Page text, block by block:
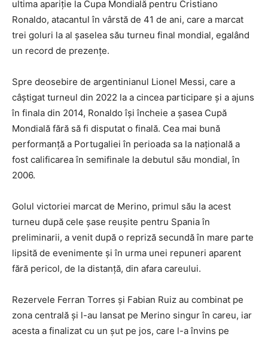
ultima apariție la Cupa Mondială pentru Cristiano
Ronaldo, atacantul în vârstă de 41 de ani, care a marcat
trei goluri la al șaselea său turneu final mondial, egalând
un record de prezențe.
Spre deosebire de argentinianul Lionel Messi, care a
câștigat turneul din 2022 la a cincea participare și a ajuns
în finala din 2014, Ronaldo își încheie a șasea Cupă
Mondială fără să fi disputat o finală. Cea mai bună
performanță a Portugaliei în perioada sa la națională a
fost calificarea în semifinale la debutul său mondial, în
2006.
Golul victoriei marcat de Merino, primul său la acest
turneu după cele șase reușite pentru Spania în
preliminarii, a venit după o repriză secundă în mare parte
lipsită de evenimente și în urma unei repuneri aparent
fără pericol, de la distanță, din afara careului.
Rezervele Ferran Torres și Fabian Ruiz au combinat pe
zona centrală și l-au lansat pe Merino singur în careu, iar
acesta a finalizat cu un șut pe jos, care l-a învins pe